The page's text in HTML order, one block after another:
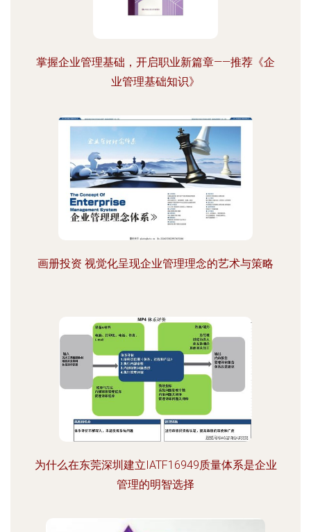
掌握企业管理基础，开启职业新篇章——推荐《企
业管理基础知识》
画册投资 视觉化呈现企业管理理念的艺术与策略
为什么在东莞深圳建立IATF16949质量体系是企业
管理的明智选择